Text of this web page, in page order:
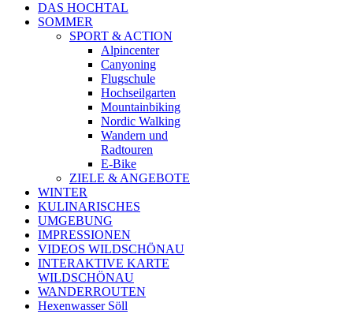
DAS HOCHTAL
SOMMER
SPORT & ACTION
Alpincenter
Canyoning
Flugschule
Hochseilgarten
Mountainbiking
Nordic Walking
Wandern und
Radtouren
E-Bike
ZIELE & ANGEBOTE
WINTER
KULINARISCHES
UMGEBUNG
IMPRESSIONEN
VIDEOS WILDSCHÖNAU
INTERAKTIVE KARTE
WILDSCHÖNAU
WANDERROUTEN
Hexenwasser Söll